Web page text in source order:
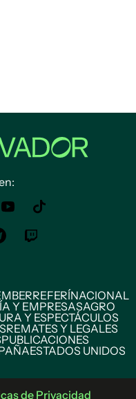
REFERÍNACIONAL
Y EMPRESASAGRO
Y ESPECTÁCULOS
REMATES Y LEGALES
PUBLICACIONES
ESTADOS UNIDOS
de Privacidad